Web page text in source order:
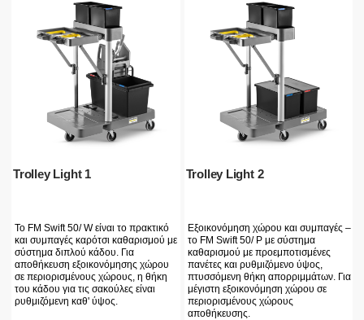
Trolley Light 1
Το FM Swift 50/ W είναι το πρακτικό
και συμπαγές καρότσι καθαρισμού με
σύστημα διπλού κάδου. Για
αποθήκευση εξοικονόμησης χώρου
σε περιορισμένους χώρους, η θήκη
του κάδου για τις σακούλες είναι
ρυθμιζόμενη καθ' ύψος.
Trolley Light 2
Εξοικονόμηση χώρου και συμπαγές –
το FM Swift 50/ P με σύστημα
καθαρισμού με προεμποτισμένες
πανέτες και ρυθμιζόμενο ύψος,
πτυσσόμενη θήκη απορριμμάτων. Για
μέγιστη εξοικονόμηση χώρου σε
περιορισμένους χώρους
αποθήκευσης.